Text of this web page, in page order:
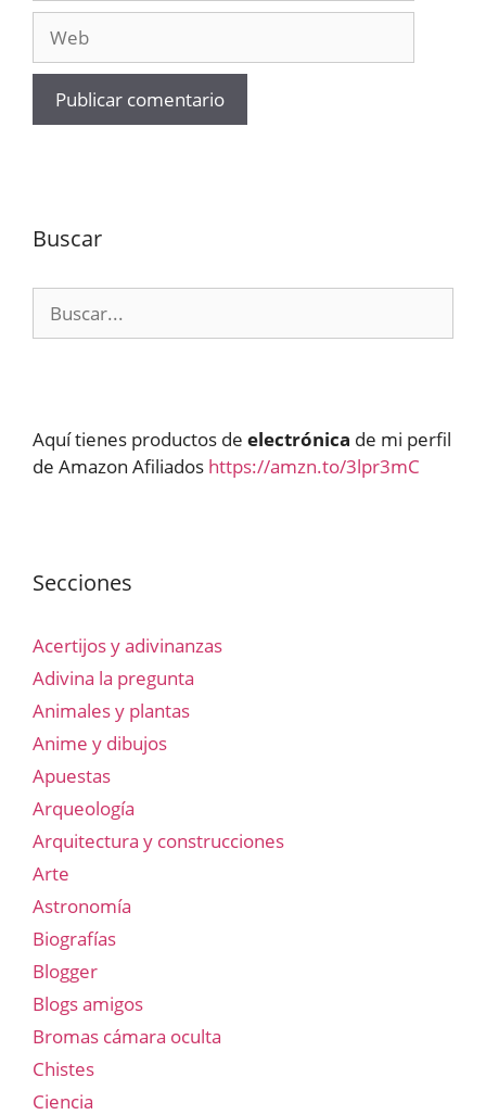
Buscar
Aquí tienes productos de electrónica de mi perfil
de Amazon Afiliados https://amzn.to/3lpr3mC
Secciones
Acertijos y adivinanzas
Adivina la pregunta
Animales y plantas
Anime y dibujos
Apuestas
Arqueología
Arquitectura y construcciones
Arte
Astronomía
Biografías
Blogger
Blogs amigos
Bromas cámara oculta
Chistes
Ciencia